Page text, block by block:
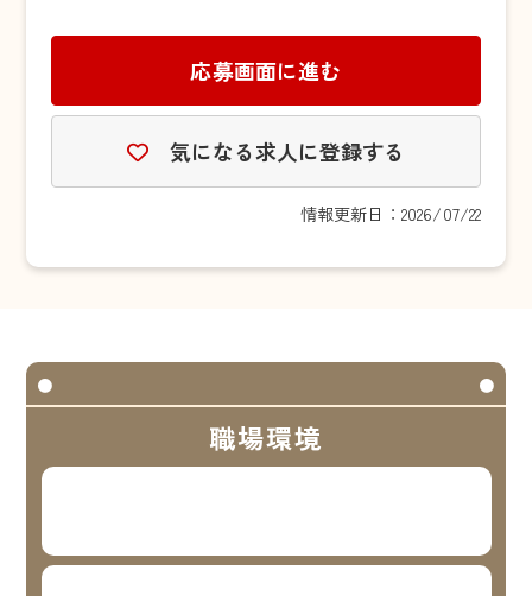
応募画面に進む
気になる求人に登録する
情報更新日：2026/07/22
職場環境